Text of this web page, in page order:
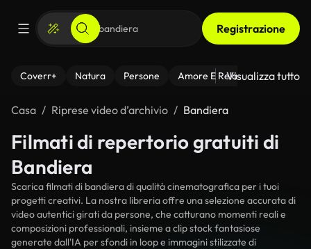
Registrazione
Coverr+ Natura Persone Amore E Relazioni Il
Visualizza tutto
Casa Riprese video d’archivio Bandiera
Filmati di repertorio gratuiti di
Bandiera
Scarica filmati di bandiera di qualità cinematografica per i tuoi
progetti creativi. La nostra libreria offre una selezione accurata di
video autentici girati da persone, che catturano momenti reali e
composizioni professionali, insieme a clip stock fantasiose
generate dall'IA per sfondi in loop e immagini stilizzate di